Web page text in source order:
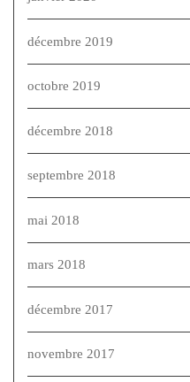
décembre 2019
octobre 2019
décembre 2018
septembre 2018
mai 2018
mars 2018
décembre 2017
novembre 2017